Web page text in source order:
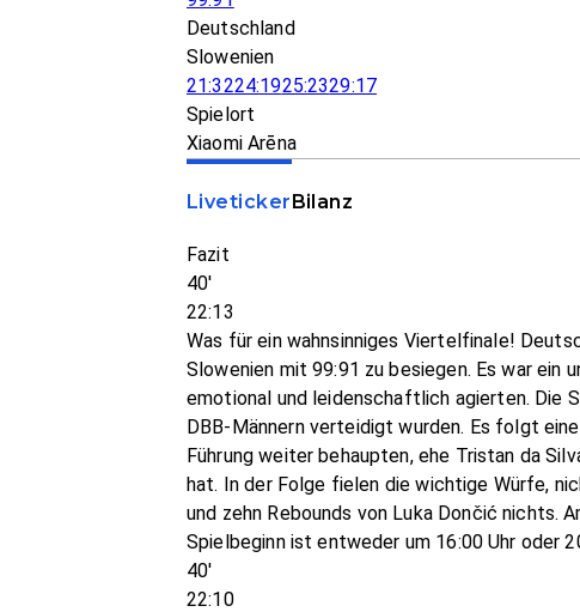
Deutschland
Slowenien
21:3224:1925:2329:17
Spielort
Xiaomi Arēna
LivetickerBilanz
Fazit
40'
22:13
Was für ein wahnsinniges Viertelfinale!
Slowenien mit 99:91 zu besiegen. Es war ein
emotional und leidenschaftlich agierten. Die
DBB-Männern verteidigt wurden. Es folgt
Führung weiter behaupten, ehe Tristan da
hat. In der Folge fielen die wichtige Würfe,
und zehn Rebounds von Luka Dončić nichts.
Spielbeginn ist entweder um 16:00 Uhr oder
40'
22:10